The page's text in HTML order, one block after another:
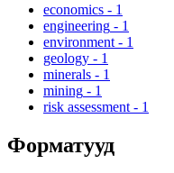
economics - 1
engineering - 1
environment - 1
geology - 1
minerals - 1
mining - 1
risk assessment - 1
Форматууд